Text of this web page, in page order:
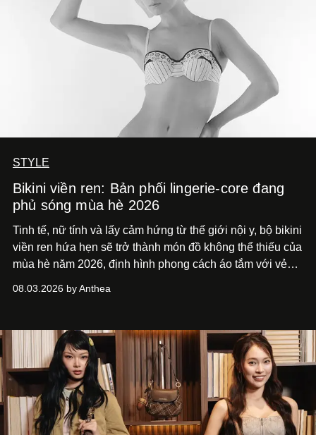
STYLE
Bikini viền ren: Bản phối lingerie-core đang
phủ sóng mùa hè 2026
Tinh tế, nữ tính và lấy cảm hứng từ thế giới nội y, bộ bikini
viền ren hứa hẹn sẽ trở thành món đồ không thể thiếu của
mùa hè năm 2026, định hình phong cách áo tắm với vẻ
08.03.2026 by Anthea